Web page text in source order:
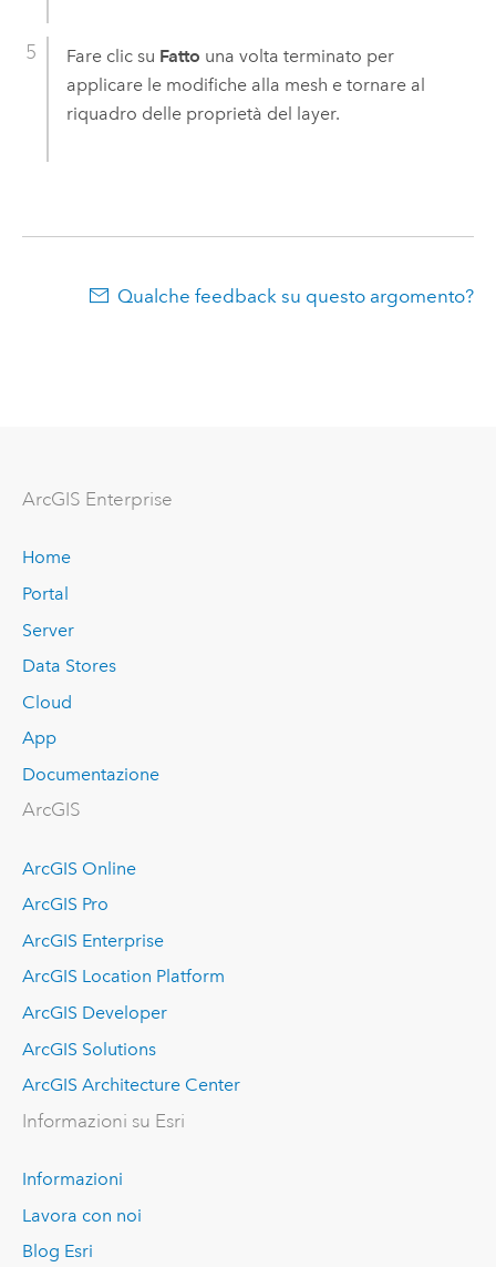
Fare clic su Fatto una volta terminato per
applicare le modifiche alla mesh e tornare al
riquadro delle proprietà del layer.
Qualche feedback su questo argomento?
ArcGIS Enterprise
Home
Portal
Server
Data Stores
Cloud
App
Documentazione
ArcGIS
ArcGIS Online
ArcGIS Pro
ArcGIS Enterprise
ArcGIS Location Platform
ArcGIS Developer
ArcGIS Solutions
ArcGIS Architecture Center
Informazioni su Esri
Informazioni
Lavora con noi
Blog Esri